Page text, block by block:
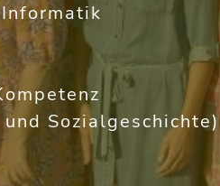
Sozialgeschichte)